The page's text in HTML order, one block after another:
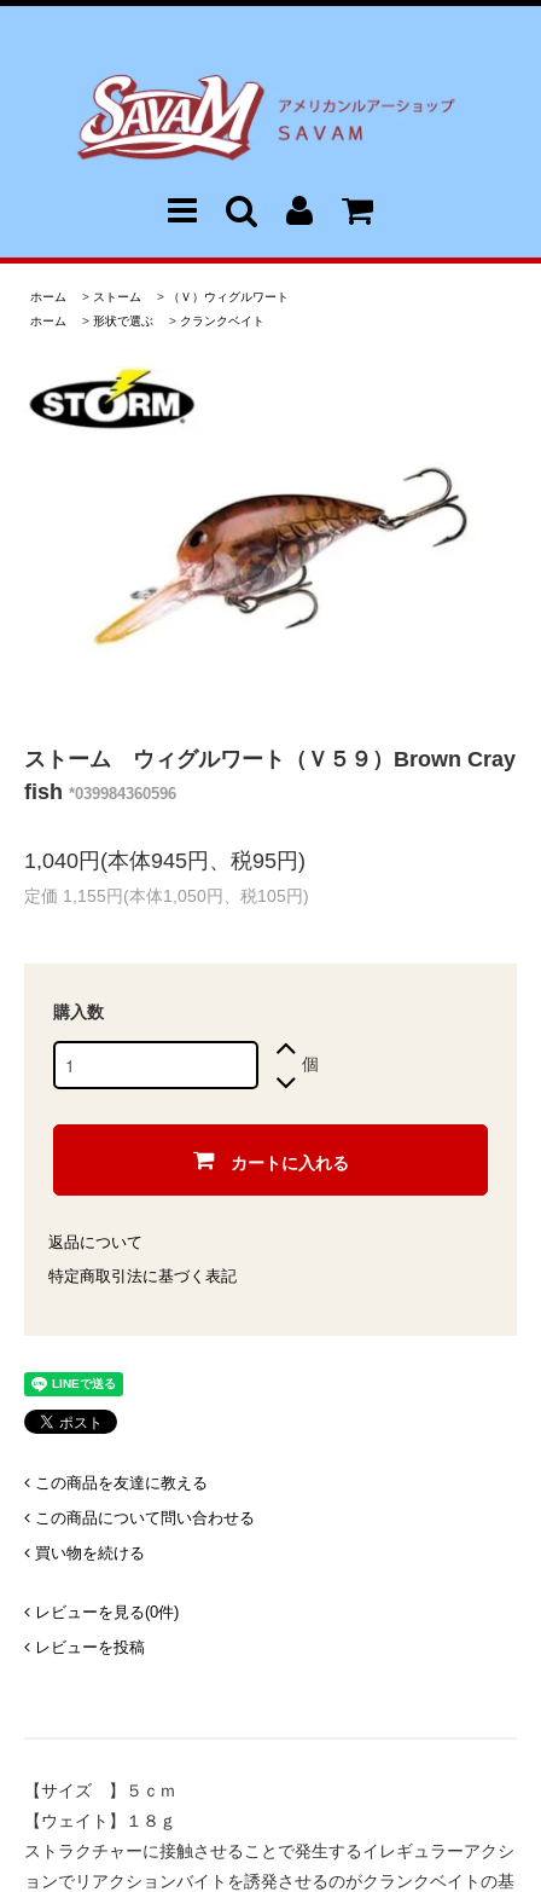
ホーム > ストーム >
（Ｖ）ウィグルワート
ホーム
> 形状で選ぶ > クランクベイト
ストーム ウィグルワート（Ｖ５９）Brown Cray
fish *039984360596
1,040円(本体945円、税95円)
定価 1,155円(本体1,050円、税105円)
購入数
個
カートに入れる
返品について
特定商取引法に基づく表記
この商品を友達に教える
この商品について問い合わせる
買い物を続ける
レビューを見る(0件)
レビューを投稿
【サイズ 】５ｃｍ
【ウェイト】１８ｇ
ストラクチャーに接触させることで発生するイレギュラーアクシ
ョンでリアクションバイトを誘発させるのがクランクベイトの基